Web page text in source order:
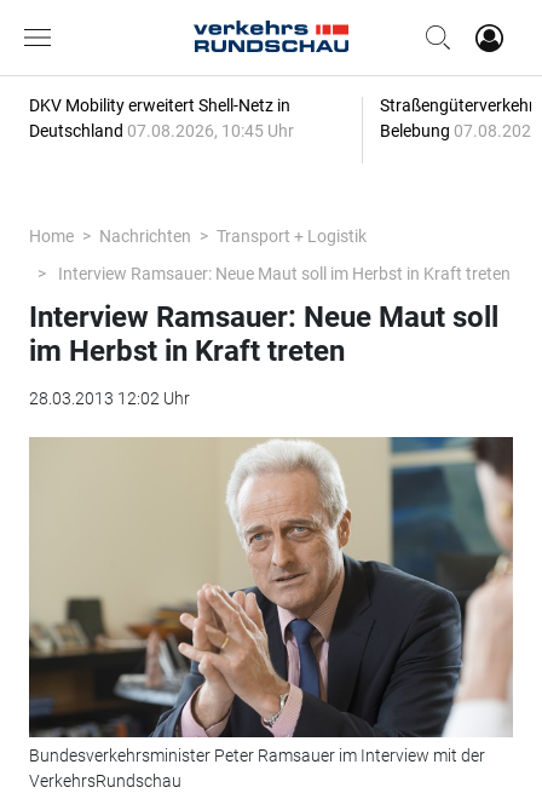
DKV Mobility erweitert Shell-Netz in
Deutschland 07.08.2026, 10:45 Uhr
Straßengüterverkehr
Belebung
Home Nachrichten
Transport + Logistik
Interview Ramsauer: Neue Maut soll im Herbst in Kraft treten
Interview Ramsauer: Neue Maut soll
im Herbst in Kraft treten
28.03.2013 12:02 Uhr
Bundesverkehrsminister Peter Ramsauer im Interview mit der
VerkehrsRundschau